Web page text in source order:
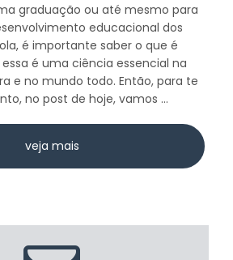
graduação ou até mesmo para
educacional dos
é importante saber o que é
é uma ciência essencial na
e no mundo todo. Então, para te
no post de hoje, vamos ...
veja mais